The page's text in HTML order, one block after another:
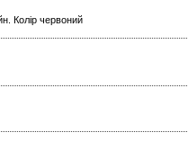
Колір червоний